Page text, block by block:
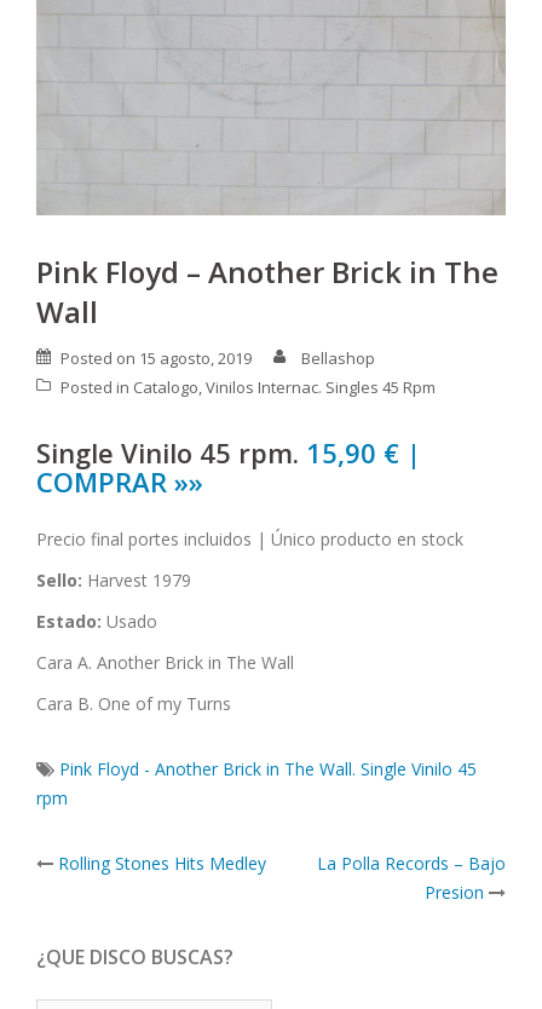
Pink Floyd – Another Brick in The
Wall
Posted on 15 agosto, 2019
Bellashop
Posted in Catalogo,Vinilos Internac. Singles 45 Rpm
Single Vinilo 45 rpm. 15,90 € |
COMPRAR »»
Precio final portes incluidos | Único producto en stock
Sello: Harvest 1979
Estado: Usado
Cara A. Another Brick in The Wall
Cara B. One of my Turns
Pink Floyd - Another Brick in The Wall. Single Vinilo 45
rpm
Post
Rolling Stones Hits Medley
La Polla Records – Bajo
Presion
¿QUE DISCO BUSCAS?